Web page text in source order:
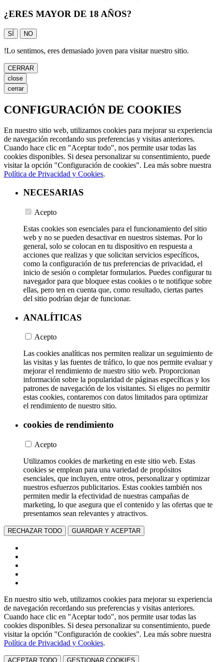
¿ERES MAYOR DE 18 AÑOS?
SÍ NO
!Lo sentimos, eres demasiado joven para visitar nuestro sitio.
CERRAR
close
cerrar
CONFIGURACIÓN DE COOKIES
En nuestro sitio web, utilizamos cookies para mejorar su experiencia
de navegación recordando sus preferencias y visitas anteriores.
Cuando hace clic en "Aceptar todo", nos permite usar todas las
cookies disponibles. Si desea personalizar su consentimiento, puede
visitar la opción "Configuración de cookies". Lea más sobre nuestra
Política de Privacidad y Cookies.
NECESARIAS
Acepto
Estas cookies son esenciales para el funcionamiento del sitio
web y no se pueden desactivar en nuestros sistemas. Por lo
general, solo se colocan en tu dispositivo en respuesta a
acciones que realizas y que solicitan servicios específicos,
como la configuración de tus preferencias de privacidad, el
inicio de sesión o completar formularios. Puedes configurar tu
navegador para que bloquee estas cookies o te notifique sobre
ellas, pero ten en cuenta que, como resultado, ciertas partes
del sitio podrían dejar de funcionar.
ANALÍTICAS
Acepto
Las cookies analíticas nos permiten realizar un seguimiento de
las visitas y las fuentes de tráfico, lo que nos permite evaluar y
mejorar el rendimiento de nuestro sitio web. Proporcionan
información sobre la popularidad de páginas específicas y los
patrones de navegación de los visitantes. Si eliges no permitir
estas cookies, contaremos con datos limitados para optimizar
el rendimiento de nuestro sitio.
cookies de rendimiento
Acepto
Utilizamos cookies de marketing en este sitio web. Estas
cookies se emplean para una variedad de propósitos
esenciales, que incluyen, entre otros, personalizar y optimizar
nuestros esfuerzos publicitarios. Estas cookies también nos
permiten medir la efectividad de nuestras campañas de
marketing, lo que asegura que el contenido y las ofertas que te
presentamos sean relevantes y atractivos.
RECHAZAR TODO GUARDAR Y ACEPTAR
En nuestro sitio web, utilizamos cookies para mejorar su experiencia
de navegación recordando sus preferencias y visitas anteriores.
Cuando hace clic en "Aceptar todo", nos permite usar todas las
cookies disponibles. Si desea personalizar su consentimiento, puede
visitar la opción "Configuración de cookies". Lea más sobre nuestra
Política de Privacidad y Cookies.
ACEPTAR TODO GESTIONAR COOKIES